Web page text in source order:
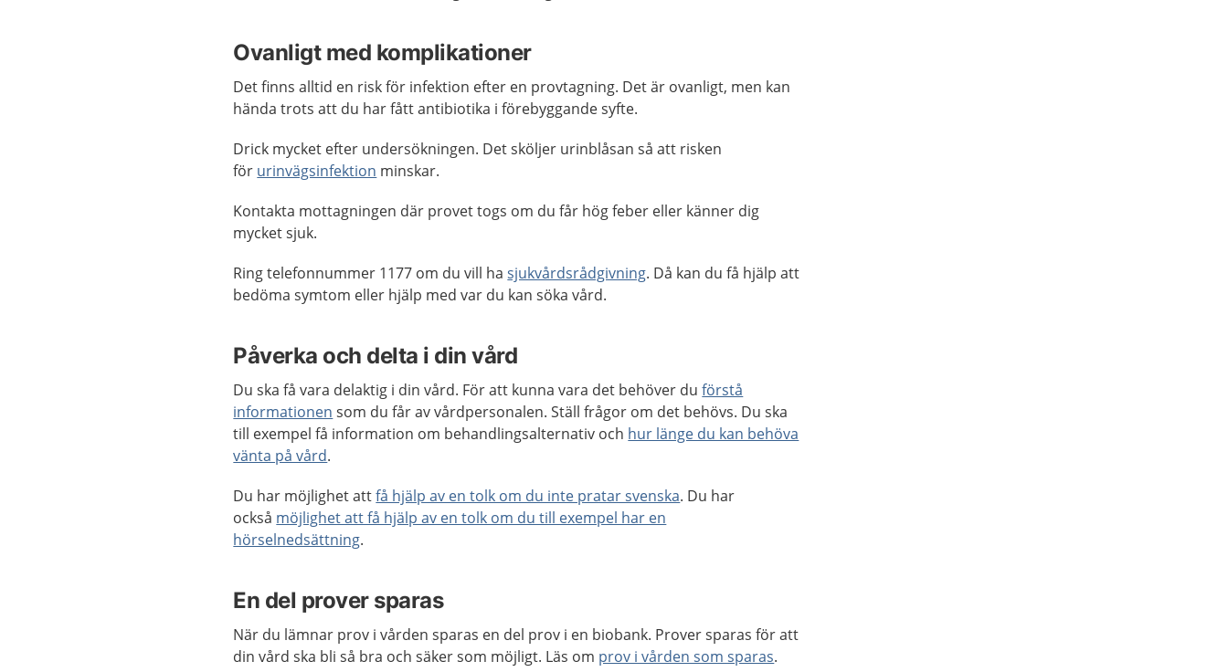
Ovanligt med komplikationer
Det finns alltid en risk för infektion efter en provtagning. Det är ovanligt, men kan
hända trots att du har fått antibiotika i förebyggande syfte.
Drick mycket efter undersökningen. Det sköljer urinblåsan så att risken
för urinvägsinfektion minskar.
Kontakta mottagningen där provet togs om du får hög feber eller känner dig
mycket sjuk.
Ring telefonnummer 1177 om du vill hasjukvårdsrådgivning. Då kan du få hjälp att
bedöma symtom eller hjälp med var du kan söka vård.
Påverka och delta i din vård
Du ska få vara delaktig i din vård. För att kunna vara det behöver duförstå
informationen som du får av vårdpersonalen. Ställ frågor om det behövs. Du ska
till exempel få information om behandlingsalternativ och hur länge du kan behöva
vänta på vård.
Du har möjlighet attfå hjälp av en tolk om du inte pratar svenska. Du har
också möjlighet att få hjälp av en tolk om du till exempel har en
hörselnedsättning.
En del prover sparas
När du lämnar prov i vården sparas en del prov i en biobank. Prover sparas för att
din vård ska bli så bra och säker som möjligt. Läs om prov i vården som sparas.